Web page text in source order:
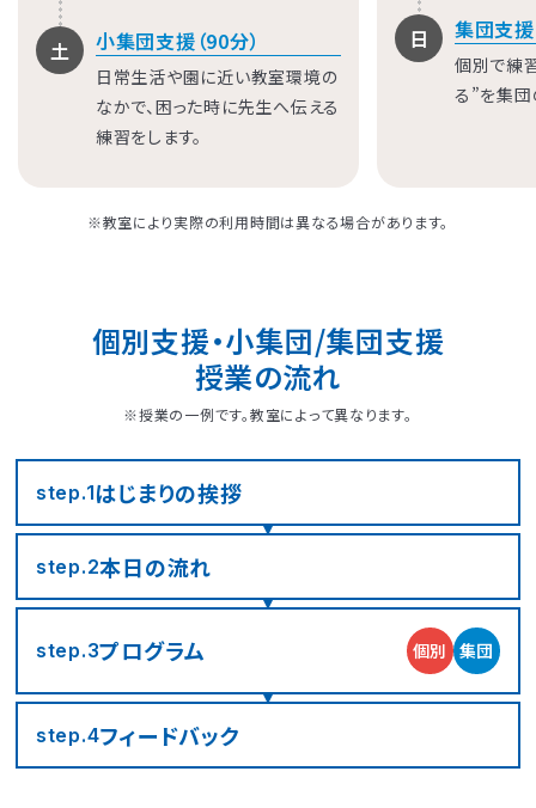
土 小集団支援（90分）
日常生活や園に近い教室環境の
なかで、困った時に先生へ伝える
練習をします。
日 集団支援
個別で練
る”を集団
※教室により実際の利用時間は異なる場合があります。
個別支援・小集団/集団支援
授業の流れ
※授業の一例です。教室によって異なります。
step.1はじまりの挨拶
step.2本日の流れ
step.3プログラム 個別 集団
step.4フィードバック
LITALICOジュニア
茨城エリアの教室一覧
つくば市
児童発達支援
LITALICOジュニア
埼玉エリアの教室一覧
さいたま市浦和区
朝霞市
LITALICOジュニア
千葉エリアの教室一覧
船橋市
浦安市
LITALICOジュニア
東京エリアの教室一覧
武蔵野市
豊島区
LITALICOジュニア
神奈川エリアの教室一覧
川崎市川崎区
横浜市港北区
LITALICOジュニア
愛知エリアの教室一覧
名古屋市名東区
名古屋市北区
LITALICOジュニア
静岡エリアの教室一覧
静岡市駿河区
児童発達支援
LITALICOジュニア
三重エリアの教室一覧
四日市市
放課後等デイサービス
LITALICOジュニア
大阪エリアの教室一覧
寝屋川市
大阪市住之江区
LITALICOジュニア
兵庫エリアの教室一覧
神戸市東灘区
神戸市垂水区
LITALICOジュニア
京都エリアの教室一覧
京都市下京区
京都市東山区
LITALICOジュニア
奈良エリアの教室一覧
奈良市
北葛城郡王寺町
LITALICOジュニア
宮城エリアの教室一覧
仙台市太白区
児童発達支援
LITALICOジュニア
広島エリアの教室一覧
広島市中区
児童発達支援
LITALICOジュニア
福岡エリアの教室一覧
北九州市
福岡市城南区